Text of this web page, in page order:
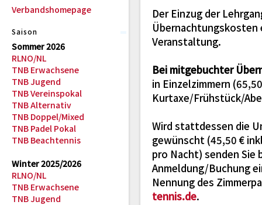
Verbandshomepage
Saison
Sommer 2026
RLNO/NL
TNB Erwachsene
TNB Jugend
TNB Vereinspokal
TNB Alternativ
TNB Doppel/Mixed
TNB Padel Pokal
TNB Beachtennis
Winter 2025/2026
RLNO/NL
TNB Erwachsene
TNB Jugend
Der Einzug der
Veranstaltung.
Bei mitgebuchter
in Einzelzimmern
Kurtaxe/Frühstück/
Wird stattdessen die
gewünscht (45,50 €
pro Nacht) senden
Anmeldung/Buchung
Nennung des
tennis.de.